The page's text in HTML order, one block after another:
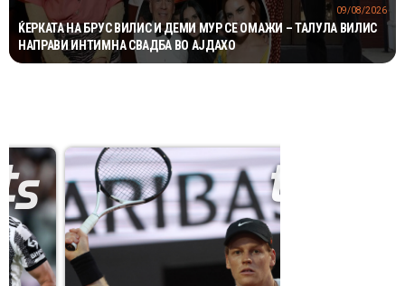
ЌЕРКАТА НА БРУС ВИЛИС И ДЕМИ МУР СЕ ОМАЖИ – ТАЛУЛА ВИЛИС
НАПРАВИ ИНТИМНА СВАДБА ВО АЈДАХО
09/08/2026